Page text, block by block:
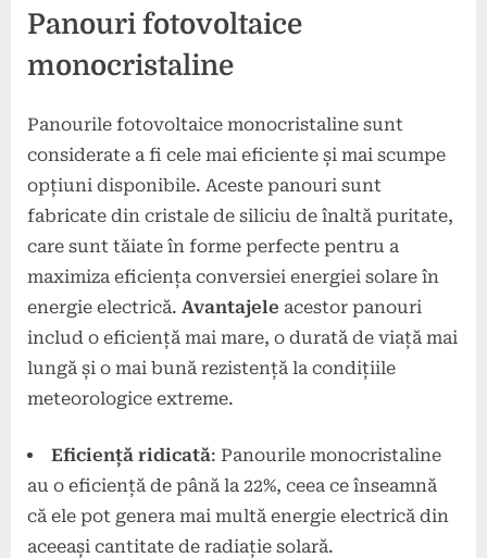
Panouri fotovoltaice
monocristaline
Panourile fotovoltaice monocristaline sunt
considerate a fi cele mai eficiente și mai scumpe
opțiuni disponibile. Aceste panouri sunt
fabricate din cristale de siliciu de înaltă puritate,
care sunt tăiate în forme perfecte pentru a
maximiza eficiența conversiei energiei solare în
energie electrică. Avantajele acestor panouri
includ o eficiență mai mare, o durată de viață mai
lungă și o mai bună rezistență la condițiile
meteorologice extreme.
Eficiență ridicată: Panourile monocristaline
au o eficiență de până la 22%, ceea ce înseamnă
că ele pot genera mai multă energie electrică din
aceeași cantitate de radiație solară.